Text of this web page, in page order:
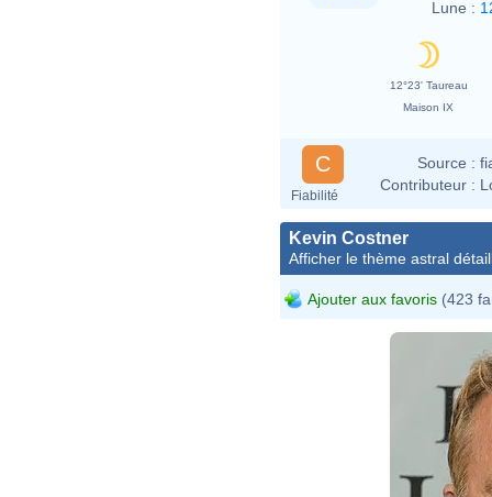
Lune :
12°23' Taureau
Maison IX
C
Fiabilité
Source :
Contributeur :
Kevin Costner
Afficher le thème astral
Ajouter aux favoris (423